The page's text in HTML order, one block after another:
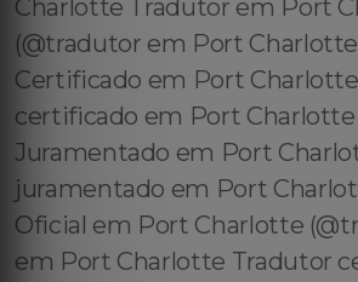
Charlotte Tradutor em Port
(@tradutor em Port
Certificado em Port
certificado em Port
Juramentado em Port
juramentado em Port
Oficial em Port Charlotte
em Port Charlotte Tradutor